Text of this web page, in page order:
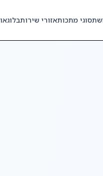
סוגי מתכותאזורי שירותבלוג